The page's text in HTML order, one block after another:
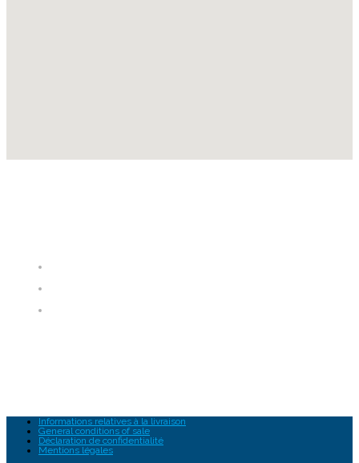
Informations relatives à la livraison
General conditions of sale
Déclaration de confidentialité
Mentions légales